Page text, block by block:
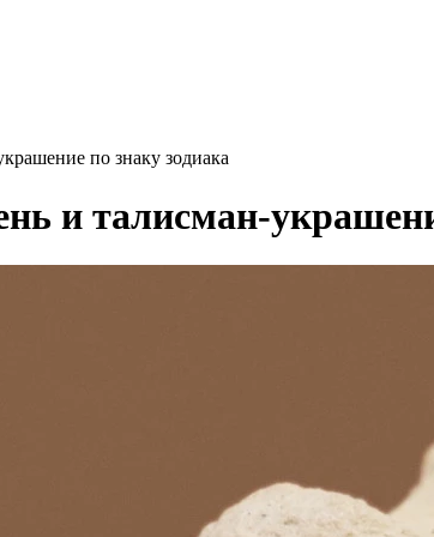
по знаку зодиака
и талисман-